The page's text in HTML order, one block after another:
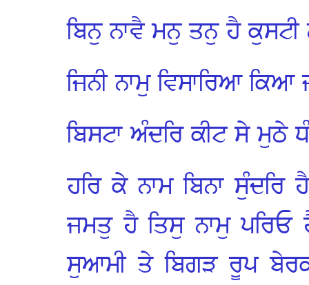
ਬਿਨੁ ਨਾਵੈ ਮਨੁ ਤਨੁ ਹੈ ਕੁਸਟੀ
ਜਿਨੀ ਨਾਮੁ ਵਿਸਾਰਿਆ ਕਿਆ
ਬਿਸਟਾ ਅੰਦਰਿ ਕੀਟ ਸੇ ਮੁਠੇ
ਹਰਿ ਕੇ ਨਾਮ ਬਿਨਾ
ਜਮਤੁ ਹੈ ਤਿਸੁ ਨਾਮੁ ਪਰਿਓ
ਸੁਆਮੀ ਤੇ ਬਿਗੜ ਰੂਪ